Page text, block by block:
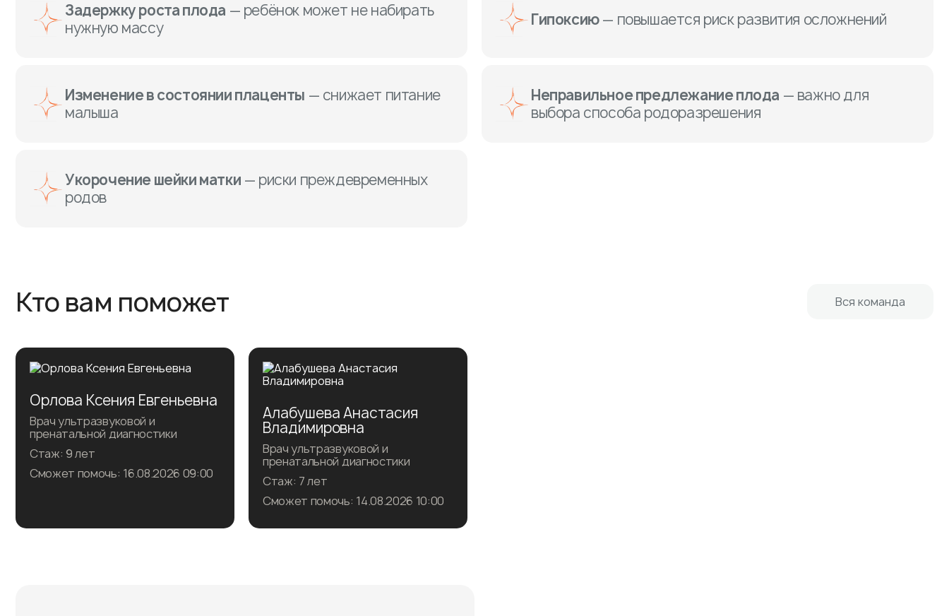
Задержку роста плода — ребёнок может не набирать
нужную массу
Гипоксию— повышается риск развития осложнений
Изменение в состоянии плаценты — снижает питание
малыша
Неправильное предлежание плода — важно для
выбора способа родоразрешения
Укорочение шейки матки — риски преждевременных
родов
Кто вам поможет Вся команда
Орлова Ксения Евгеньевна
Врач ультразвуковой и
пренатальной диагностики
Стаж: 9 лет
Сможет помочь: 16.08.2026 09:00
Алабушева Анастасия
Владимировна
Врач ультразвуковой и
пренатальной диагностики
Стаж: 7 лет
Сможет помочь: 14.08.2026 10:00